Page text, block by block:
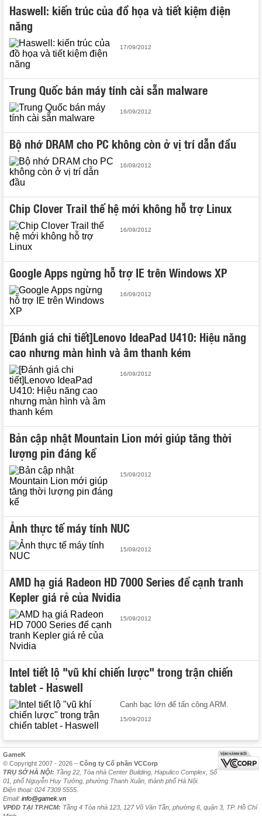
Haswell: kiến trúc của đồ họa và tiết kiệm điện
năng
17/09/2012
Trung Quốc bán máy tính cài sẵn malware
16/09/2012
Bộ nhớ DRAM cho PC không còn ở vị trí dẫn đầu
16/09/2012
Chip Clover Trail thế hệ mới không hỗ trợ Linux
16/09/2012
Google Apps ngừng hỗ trợ IE trên Windows XP
16/09/2012
[Đánh giá chi tiết]Lenovo IdeaPad U410: Hiệu năng
cao nhưng màn hình và âm thanh kém
16/09/2012
Bản cập nhật Mountain Lion mới giúp tăng thời
lượng pin đáng kể
15/09/2012
Ảnh thực tế máy tính NUC
15/09/2012
AMD hạ giá Radeon HD 7000 Series để cạnh tranh
Kepler giá rẻ của Nvidia
15/09/2012
Intel tiết lộ "vũ khí chiến lược" trong trận chiến
tablet - Haswell
Canh bạc lớn để tấn công ARM.
15/09/2012
GameK
© Copyright 2007 - 2026 – Công ty Cổ phần VCCorp
TRỤ SỞ HÀ NỘI: Tầng 22, Tòa nhà Center Building, Hapulico Complex, Số
01, phố Nguyễn Huy Tưởng, phường Thanh Xuân, thành phố Hà Nội.
Điện thoại: 024 7309 5555.
Email: info@gamek.vn
VPĐD TẠI TP.HCM: Tầng 4 Tòa nhà 123, 127 Võ Văn Tần, phường 6, quận 3, TP. Hồ Chí